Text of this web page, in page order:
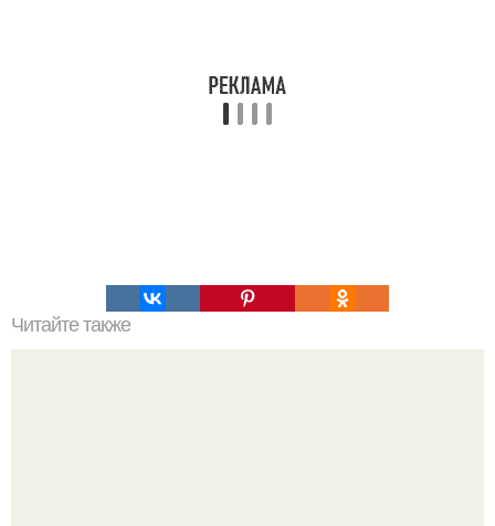
Читайте также